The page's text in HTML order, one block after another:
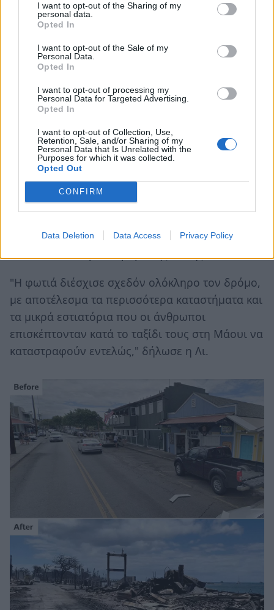
I want to opt-out of the Sharing of my
personal data.
Opted In
I want to opt-out of the Sale of my
Personal Data.
Opted In
I want to opt-out of processing my
Personal Data for Targeted Advertising.
Opted In
I want to opt-out of Collection, Use,
Retention, Sale, and/or Sharing of my
Personal Data that Is Unrelated with the
Purposes for which it was collected.
Opted Out
CONFIRM
Data Deletion Data Access Privacy Policy
Η Άλις Λι, πρόεδρος του Συμβουλίου της
Κομητείας Μάουι, μίλησε στο πρόγραμμα
πώς η πυρκαγιά κατέστρεψε την γραφική Front
Street, τον κεντρικό δρόμο της πόλης.
"Η φωτιά διέσχισε σχεδόν ολόκληρο τον δρόμο,
με αποτέλεσμα τα περισσότερα καταστήματα και
τα μικρά εστιατόρια που οι άνθρωποι
επισκέπτονταν κατά το ταξίδι τους στη Μάουι να
καταστραφούν εντελώς," δήλωσε η Λι.